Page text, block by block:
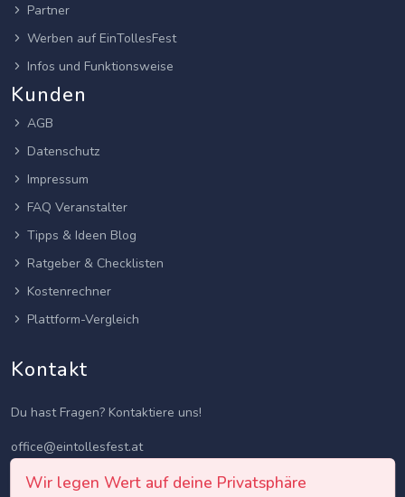
Partner
Werben auf EinTollesFest
Infos und Funktionsweise
Kunden
AGB
Datenschutz
Impressum
FAQ Veranstalter
Tipps & Ideen Blog
Ratgeber & Checklisten
Kostenrechner
Plattform-Vergleich
Kontakt
Du hast Fragen? Kontaktiere uns!
office@eintollesfest.at
Wir legen Wert auf deine Privatsphäre